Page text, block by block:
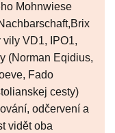
Mohnwiese
VD1, IPO1,
(Norman Eqidius,
Fado
cesty)
odčervení a
vidět oba